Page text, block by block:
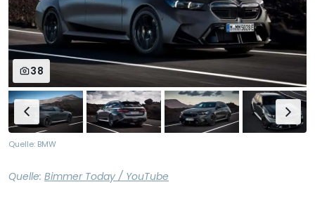
38
Quelle: BMW
Quelle: Bimmer Today / YouTube